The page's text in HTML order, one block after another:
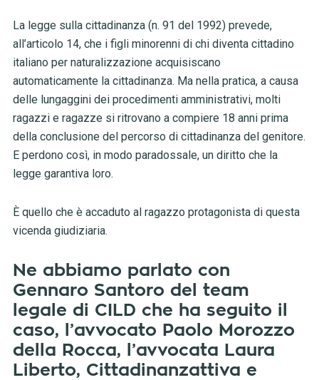
La legge sulla cittadinanza (n. 91 del 1992) prevede,
all’articolo 14, che i figli minorenni di chi diventa cittadino
italiano per naturalizzazione acquisiscano
automaticamente la cittadinanza. Ma nella pratica, a causa
delle lungaggini dei procedimenti amministrativi, molti
ragazzi e ragazze si ritrovano a compiere 18 anni prima
della conclusione del percorso di cittadinanza del genitore.
E perdono così, in modo paradossale, un diritto che la
legge garantiva loro.
È quello che è accaduto al ragazzo protagonista di questa
vicenda giudiziaria.
Ne abbiamo parlato con
Gennaro Santoro del team
legale di CILD che ha seguito il
caso, l’avvocato Paolo Morozzo
della Rocca, l’avvocata Laura
Liberto, Cittadinanzattiva e